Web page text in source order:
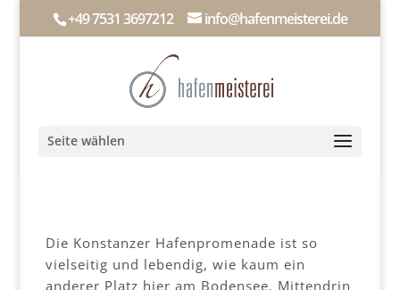
+49 7531 3697212 info@hafenmeisterei.de
Seite wählen
Die Konstanzer Hafenpromenade ist so
vielseitig und lebendig, wie kaum ein
anderer Platz hier am Bodensee. Mittendrin